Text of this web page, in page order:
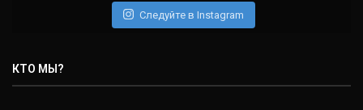
Следуйте в Instagram
КТО МЫ?